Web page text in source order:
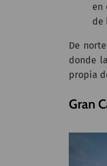
en
de
De
donde
propia
Gran